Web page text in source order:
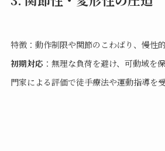
特徴：動作制限や関節のこわばり、慢性的
初期対応 ：無理な負荷を避け、可動域を
門家による評価で徒手療法や運動指導を受